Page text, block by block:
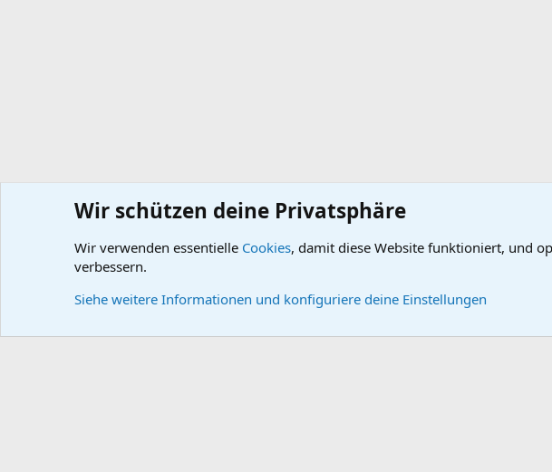
Wissensdatenbank DB-Prospekte / Gutachten / Sonstiges DB-Gutachten (Teile)/
Wir schützen deine Privatsphäre
Wir verwenden essentielle Cookies, damit diese Website funktioniert, und
verbessern.
Siehe weitere Informationen und konfiguriere deine Einstellungen